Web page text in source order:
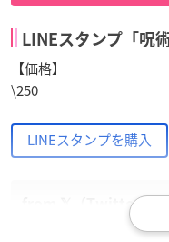
LINEスタンプ「
【価格】
\250
LINEスタンプを購入